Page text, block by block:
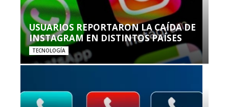
USUARIOS REPORTARON LA CAÍDA DE
INSTAGRAM EN DISTINTOS PAÍSES
TECNOLOGÍA